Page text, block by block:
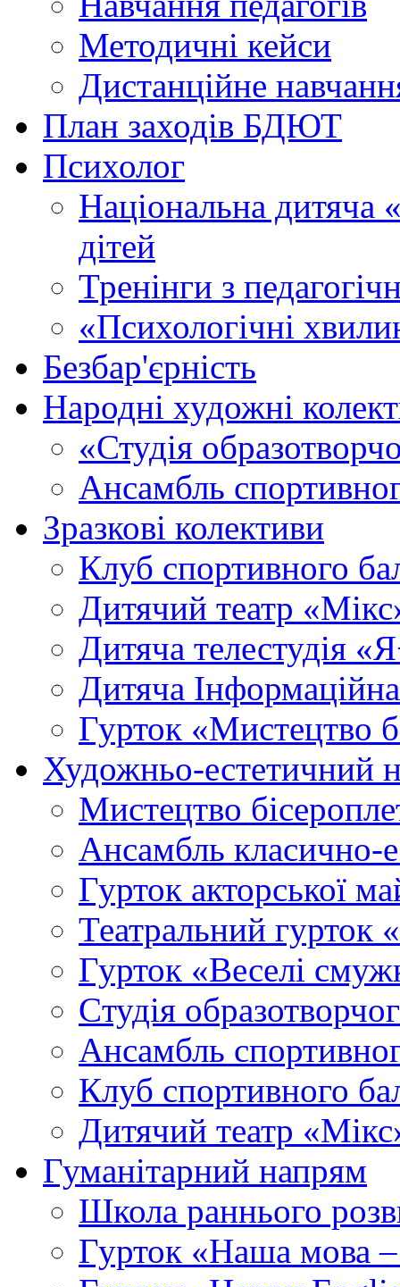
Методичні кейси
Дистанційне
План заходів БДЮТ
Психолог
Національна дитяча
дітей
Тренінги з
«Психологічні
Безбар'єрність
Народні художні
«Студія
Ансамбль
Зразкові колективи
Клуб спортивного
Дитячий театр
Дитяча телестудія
Дитяча
Гурток «Мистецтво
Художньо-естетичний
Мистецтво
Ансамбль класично-
Гурток акторської
Театральний гурток
Гурток «Веселі
Cтудія
Ансамбль
Клуб спортивного
Дитячий театр
Гуманітарний напрям
Школа раннього
Гурток «Наша мова